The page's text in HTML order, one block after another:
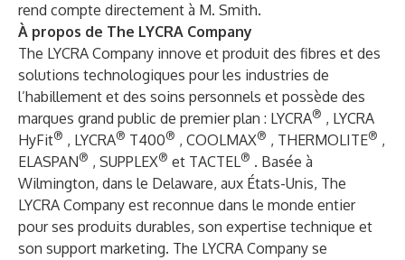
rend compte directement à M. Smith.
À propos de The LYCRA Company
The LYCRA Company innove et produit des fibres et des
solutions technologiques pour les industries de
l’habillement et des soins personnels et possède des
marques grand public de premier plan : LYCRA® , LYCRA
HyFit® , LYCRA® T400® , COOLMAX® , THERMOLITE® ,
ELASPAN® , SUPPLEX® et TACTEL® . Basée à
Wilmington, dans le Delaware, aux États-Unis, The
LYCRA Company est reconnue dans le monde entier
pour ses produits durables, son expertise technique et
son support marketing. The LYCRA Company se